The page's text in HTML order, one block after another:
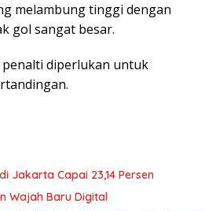
melambung tinggi dengan
gol sangat besar.
diperlukan untuk
Jakarta Capai 23,14 Persen
Wajah Baru Digital